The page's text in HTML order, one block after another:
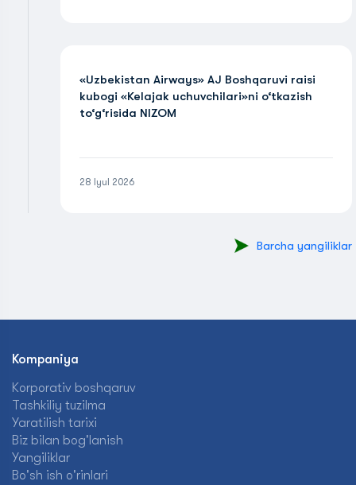
«Uzbekistan Airways» AJ Boshqaruvi raisi
kubogi «Kelajak uchuvchilari»ni o‘tkazish
to‘g‘risida NIZOM
28 Iyul 2026
Barcha yangiliklar
Kompaniya
Korporativ boshqaruv
Tashkiliy tuzilma
Yaratilish tarixi
Biz bilan bog'lanish
Yangiliklar
Bo'sh ish o'rinlari